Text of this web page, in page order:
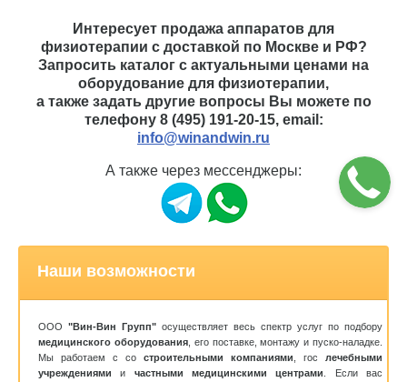
Интересует продажа аппаратов для
физиотерапии с доставкой по Москве и РФ?
Запросить каталог с актуальными ценами на
оборудование для физиотерапии,
а также задать другие вопросы Вы можете по
телефону 8 (495) 191-20-15, email:
info@winandwin.ru
А также через мессенджеры:
Наши возможности
ООО "Вин-Вин Групп" осуществляет весь спектр услуг по подбору
медицинского оборудования, его поставке, монтажу и пуско-наладке.
Мы работаем с со строительными компаниями , гос лечебными
учреждениями и частными медицинскими центрами
. Если вас